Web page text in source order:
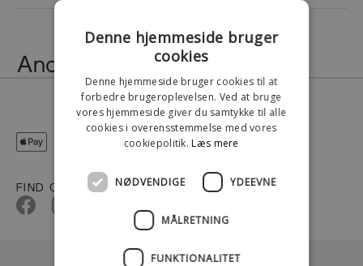
Andre har også købt dette
FIND OS
Denne hjemmeside bruger
cookies
Denne hjemmeside bruger cookies til at
forbedre brugeroplevelsen. Ved at bruge
vores hjemmeside giver du samtykke til alle
cookies i overensstemmelse med vores
cookiepolitik.Læs mere
NØDVENDIGE YDEEVNE
MÅLRETNING
FUNKTIONALITET